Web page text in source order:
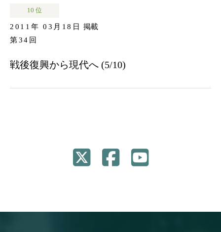
10 位
2011年 03月18日
掲載
第34回
戦後復興から現代へ (5/10)